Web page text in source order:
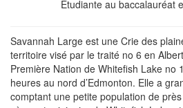
Étudiante au baccalauréat
Savannah Large est une Crie des
territoire visé par le traité no 6 en
Première Nation de Whitefish Lake no
heures au nord d’Edmonton. Elle a
comptant une petite population de